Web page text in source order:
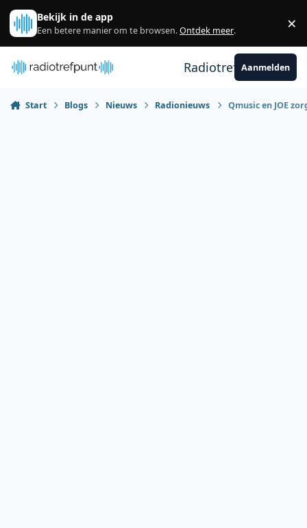
Spring naar bijdragen
Bekijk in de app
Een betere manier om te browsen.Ontdek meer. ×
RadiotrefpuntAanmelden
Start Blogs Nieuws Radionieuws Qmusic en JOE